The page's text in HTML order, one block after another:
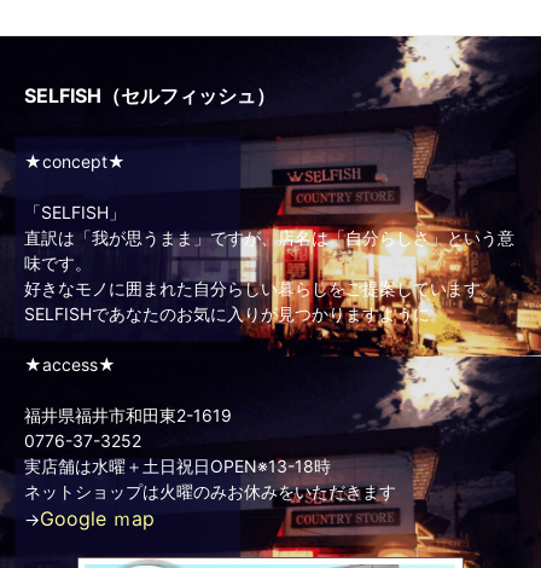
SELFISH（セルフィッシュ）
★concept★
「SELFISH」
直訳は「我が思うまま」ですが、店名は「自分らしさ」という意
味です。
好きなモノに囲まれた自分らしい暮らしをご提案しています。
SELFISHであなたのお気に入りが見つかりますように。
★access★
福井県福井市和田東2-1619
0776-37-3252
実店舗は水曜＋土日祝日OPEN※13-18時
ネットショップは火曜のみお休みをいただきます
→Google ｍap